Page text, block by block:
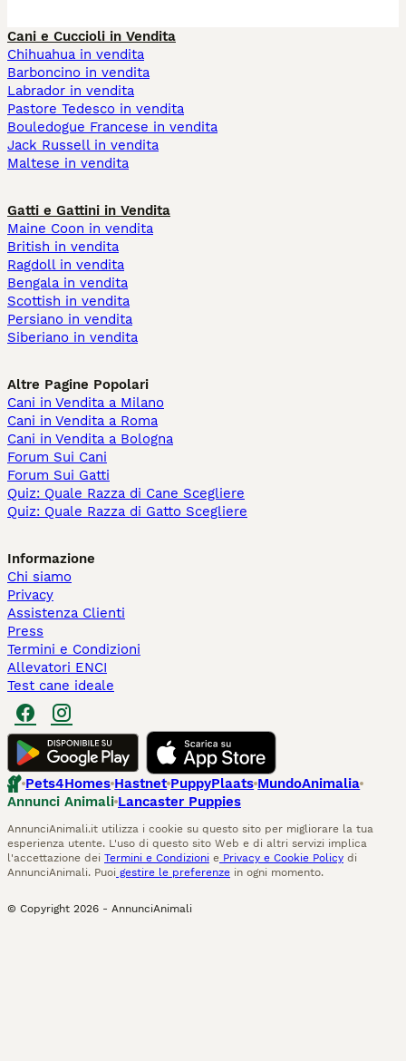
Cani e Cuccioli in Vendita
Chihuahua in vendita
Barboncino in vendita
Labrador in vendita
Pastore Tedesco in vendita
Bouledogue Francese in vendita
Jack Russell in vendita
Maltese in vendita
Gatti e Gattini in Vendita
Maine Coon in vendita
British in vendita
Ragdoll in vendita
Bengala in vendita
Scottish in vendita
Persiano in vendita
Siberiano in vendita
Altre Pagine Popolari
Cani in Vendita a Milano
Cani in Vendita a Roma
Cani in Vendita a Bologna
Forum Sui Cani
Forum Sui Gatti
Quiz: Quale Razza di Cane Scegliere
Quiz: Quale Razza di Gatto Scegliere
Informazione
Chi siamo
Privacy
Assistenza Clienti
Press
Termini e Condizioni
Allevatori ENCI
Test cane ideale
Pets4Homes Hastnet PuppyPlaats MundoAnimalia
Annunci Animali Lancaster Puppies
AnnunciAnimali.it utilizza i cookie su questo sito per migliorare la tua
esperienza utente. L'uso di questo sito Web e di altri servizi implica
l'accettazione dei Termini e Condizioni e Privacy e Cookie Policy di
AnnunciAnimali. Puoi gestire le preferenze in ogni momento.
© Copyright 2026 - AnnunciAnimali